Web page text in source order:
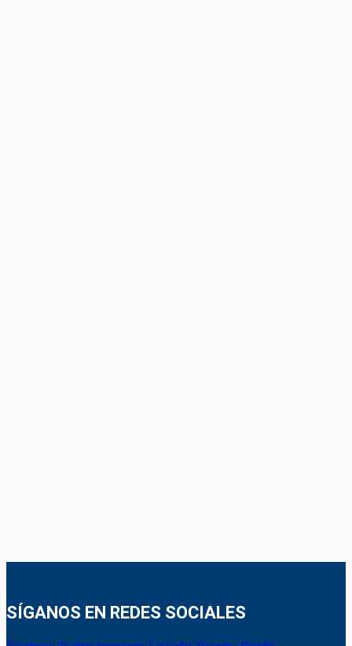
SÍGANOS EN REDES SOCIALES